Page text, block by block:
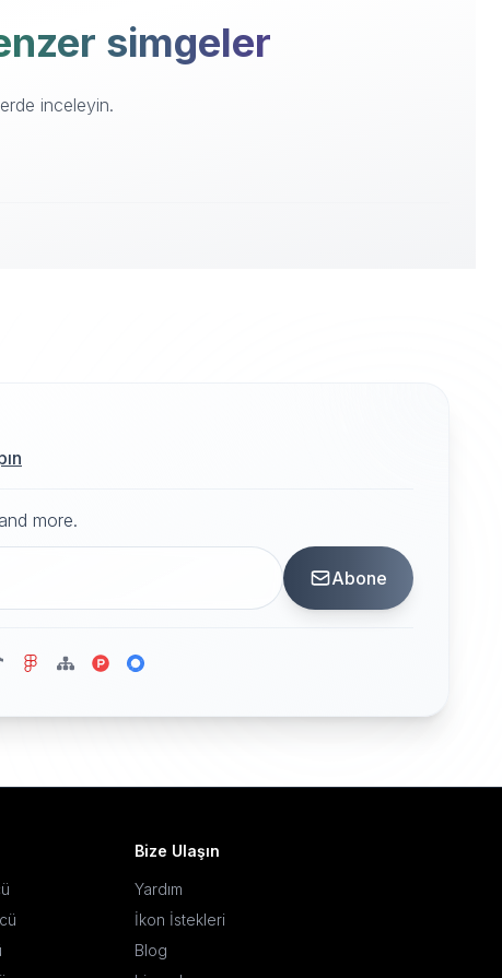
simgeler
inceleyin.
more.
Abone
Bize Ulaşın
Yardım
İkon İstekleri
Blog